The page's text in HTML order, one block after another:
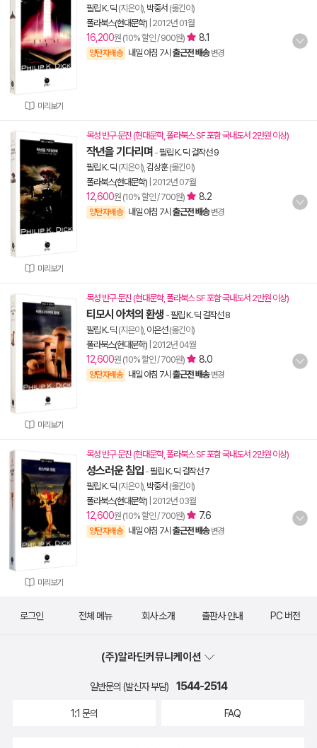
미리보기
필립 K. 딕 (지은이), 박중서 (옮긴이)
폴라북스(현대문학) 2012년 01월
16,200원 (10% 할인 / 900원) 8.1
양탄자배송 내일 아침 7시 출근전 배송 변경
미리보기
목성 반구 문진 (현대문학, 폴라북스 SF 포함 국내도서 2만원 이상)
작년을 기다리며 -필립 K. 딕 걸작선 9
필립 K. 딕 (지은이), 김상훈(옮긴이)
폴라북스(현대문학) 2012년 07월
12,600원 (10% 할인 / 700원) 8.2
양탄자배송 내일 아침 7시 출근전 배송 변경
미리보기
목성 반구 문진 (현대문학, 폴라북스 SF 포함 국내도서 2만원 이상)
티모시 아처의 환생 -필립 K. 딕 걸작선 8
필립 K. 딕 (지은이), 이은선(옮긴이)
폴라북스(현대문학) 2012년 04월
12,600원 (10% 할인 / 700원) 8.0
양탄자배송 내일 아침 7시 출근전 배송 변경
미리보기
목성 반구 문진 (현대문학, 폴라북스 SF 포함 국내도서 2만원 이상)
성스러운 침입 -필립 K. 딕 걸작선 7
필립 K. 딕 (지은이), 박중서 (옮긴이)
폴라북스(현대문학) 2012년 03월
12,600원 (10% 할인 / 700원) 7.6
양탄자배송 내일 아침 7시 출근전 배송 변경
로그인 전체 메뉴 회사 소개 출판사 안내 PC 버전
(주)알라딘커뮤니케이션
일반문의 (발신자 부담) 1544-2514
1:1 문의 FAQ